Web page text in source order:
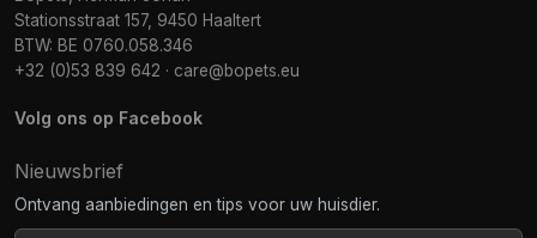
Stationsstraat 157, 9450 Haaltert
BTW: BE 0760.058.346
+32 (0)53 839 642 · care@bopets.eu
Volg ons op Facebook
Nieuwsbrief
Ontvang aanbiedingen en tips voor uw huisdier.